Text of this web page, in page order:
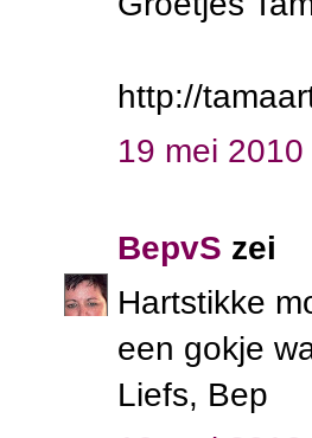
http://
19 mei
BepvS zei
Hartstikke
een gokje
Liefs, Bep